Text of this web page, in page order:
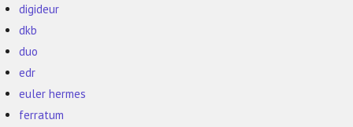
digideur
dkb
duo
edr
euler hermes
ferratum